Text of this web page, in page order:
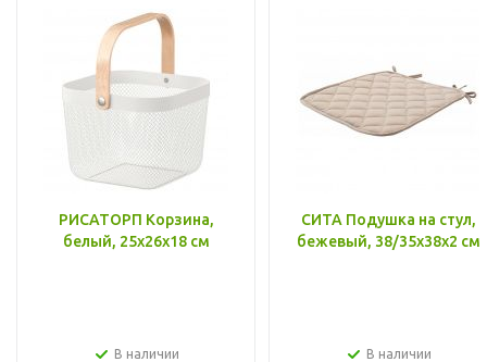
РИСАТОРП Корзина,
белый, 25x26x18 см
В наличии
СИТА Подушка на стул,
бежевый, 38/35x38x2 см
В наличии